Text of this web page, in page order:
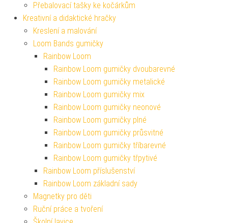
Přebalovací tašky ke kočárkům
Kreativní a didaktické hračky
Kreslení a malování
Loom Bands gumičky
Rainbow Loom
Rainbow Loom gumičky dvoubarevné
Rainbow Loom gumičky metalické
Rainbow Loom gumičky mix
Rainbow Loom gumičky neonové
Rainbow Loom gumičky plné
Rainbow Loom gumičky průsvitné
Rainbow Loom gumičky tříbarevné
Rainbow Loom gumičky třpytivé
Rainbow Loom příslušenství
Rainbow Loom základní sady
Magnetky pro děti
Ruční práce a tvoření